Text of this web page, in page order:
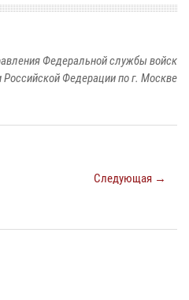
Федеральной службы войск
Российской Федерации по г. Москве
Следующая →